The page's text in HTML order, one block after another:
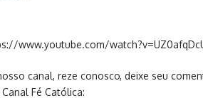
www.youtube.com/
canal, reze conosco, deixe seu
Fé Católica: